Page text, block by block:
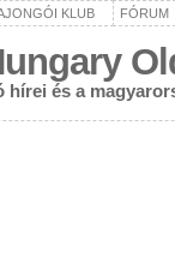
KLUB FÓRUM
hírei és a